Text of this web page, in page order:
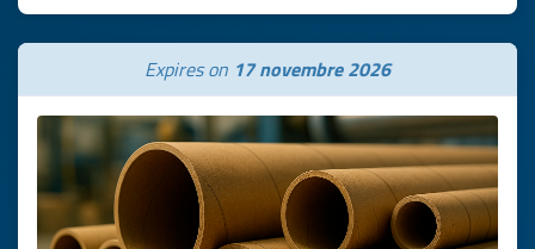
Expires on 17 novembre 2026